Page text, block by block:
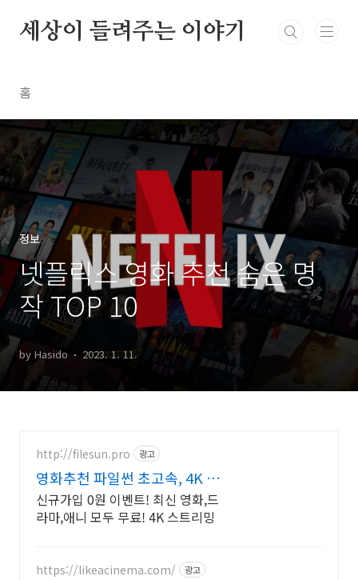
세상이 들려주는 이야기
홈
정보
넷플릭스 영화 추천 숨은 명
작 TOP 10
by Hasido 2023. 1. 11.
http://filesun.pro 광고
영화추천 파일썬 초고속, 4K 실
시간 보기!
신규가입 0원 이벤트! 최신 영화,드
라마,애니 모두 무료! 4K 스트리밍
https://likeacinema.com/ 광고